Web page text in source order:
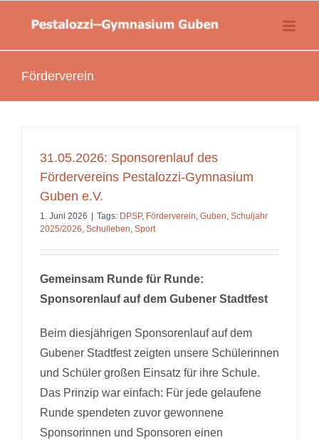
springen
springen
Förderverein
31.05.2026: Sponsorenlauf des
Fördervereins Pestalozzi-Gymnasium
Guben e.V.
1. Juni 2026 Tags: DPSP, Förderverein, Guben, Schuljahr
2025/2026, Schulleben, Sport
Gemeinsam Runde für Runde:
Sponsorenlauf auf dem Gubener Stadtfest
Beim diesjährigen Sponsorenlauf auf dem
Gubener Stadtfest zeigten unsere Schülerinnen
und Schüler großen Einsatz für ihre Schule.
Das Prinzip war einfach: Für jede gelaufene
Runde spendeten zuvor gewonnene
Sponsorinnen und Sponsoren einen